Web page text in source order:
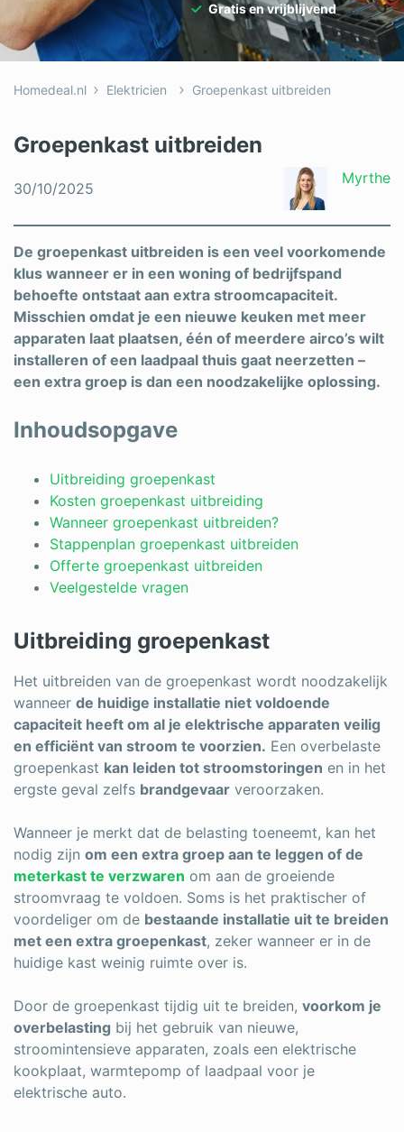
Wellness
Zonnepanelen
Overige projecten
Gratis en vrijblijvend
Homedeal.nl Elektricien Groepenkast uitbreiden
Groepenkast uitbreiden
30/10/2025
Myrthe
De groepenkast uitbreiden is een veel voorkomende
klus wanneer er in een woning of bedrijfspand
behoefte ontstaat aan extra stroomcapaciteit.
Misschien omdat je een nieuwe keuken met meer
apparaten laat plaatsen, één of meerdere airco’s wilt
installeren of een laadpaal thuis gaat neerzetten –
een extra groep is dan een noodzakelijke oplossing.
Inhoudsopgave
Uitbreiding groepenkast
Kosten groepenkast uitbreiding
Wanneer groepenkast uitbreiden?
Stappenplan groepenkast uitbreiden
Offerte groepenkast uitbreiden
Veelgestelde vragen
Uitbreiding groepenkast
Het uitbreiden van de groepenkast wordt noodzakelijk
wanneer de huidige installatie niet voldoende
capaciteit heeft om al je elektrische apparaten veilig
en efficiënt van stroom te voorzien. Een overbelaste
groepenkast kan leiden tot stroomstoringen en in het
ergste geval zelfs brandgevaar veroorzaken.
Wanneer je merkt dat de belasting toeneemt, kan het
nodig zijn om een extra groep aan te leggen of de
meterkast te verzwaren om aan de groeiende
stroomvraag te voldoen. Soms is het praktischer of
voordeliger om de bestaande installatie uit te breiden
met een extra groepenkast, zeker wanneer er in de
huidige kast weinig ruimte over is.
Door de groepenkast tijdig uit te breiden, voorkom je
overbelasting bij het gebruik van nieuwe,
stroomintensieve apparaten, zoals een elektrische
kookplaat, warmtepomp of laadpaal voor je
elektrische auto.